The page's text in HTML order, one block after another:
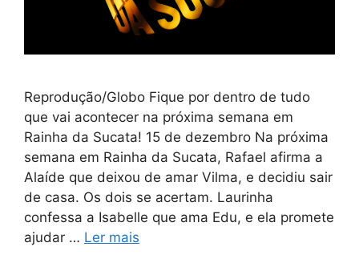
Reprodução/Globo Fique por dentro de tudo
que vai acontecer na próxima semana em
Rainha da Sucata! 15 de dezembro Na próxima
semana em Rainha da Sucata, Rafael afirma a
Alaíde que deixou de amar Vilma, e decidiu sair
de casa. Os dois se acertam. Laurinha
confessa a Isabelle que ama Edu, e ela promete
ajudar … Ler mais